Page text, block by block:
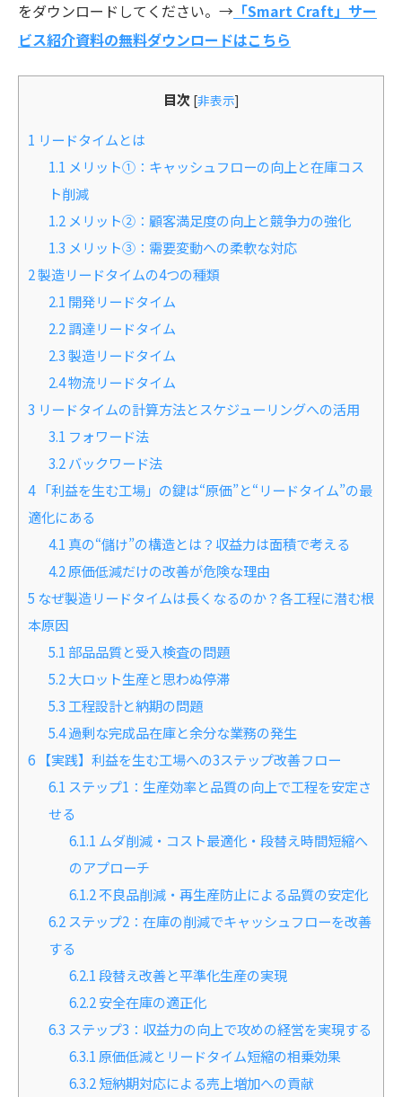
をダウンロードしてください。→ 「Smart Craft」サー
ビス紹介資料の無料ダウンロードはこちら
目次 [非表示]
1 リードタイムとは
1.1 メリット①：キャッシュフローの向上と在庫コス
ト削減
1.2メリット②：顧客満足度の向上と競争力の強化
1.3 メリット③：需要変動への柔軟な対応
2製造リードタイムの4つの種類
2.1 開発リードタイム
2.2調達リードタイム
2.3製造リードタイム
2.4物流リードタイム
3 リードタイムの計算方法とスケジューリングへの活用
3.1 フォワード法
3.2バックワード法
4「利益を生む工場」の鍵は“原価”と“リードタイム”の最
適化にある
4.1 真の“儲け”の構造とは？収益力は面積で考える
4.2原価低減だけの改善が危険な理由
5 なぜ製造リードタイムは長くなるのか？各工程に潜む根
本原因
5.1 部品品質と受入検査の問題
5.2大ロット生産と思わぬ停滞
5.3 工程設計と納期の問題
5.4過剰な完成品在庫と余分な業務の発生
6 【実践】利益を生む工場への3ステップ改善フロー
6.1 ステップ1：生産効率と品質の向上で工程を安定さ
せる
6.1.1 ムダ削減・コスト最適化・段替え時間短縮へ
のアプローチ
6.1.2不良品削減・再生産防止による品質の安定化
6.2ステップ2：在庫の削減でキャッシュフローを改善
する
6.2.1段替え改善と平準化生産の実現
6.2.2安全在庫の適正化
6.3 ステップ3：収益力の向上で攻めの経営を実現する
6.3.1 原価低減とリードタイム短縮の相乗効果
6.3.2短納期対応による売上増加への貢献